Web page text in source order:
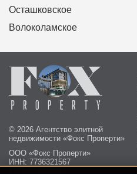
Осташковское
Волоколамское
© 2026 Агентство элитной
недвижимости «Фокс Проперти»
ООО «Фокс Проперти»
ИНН: 7736321567